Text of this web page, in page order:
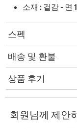
소재 : 겉감 - 면
스펙
배송 및 환불
상품 후기
회원님께 제안